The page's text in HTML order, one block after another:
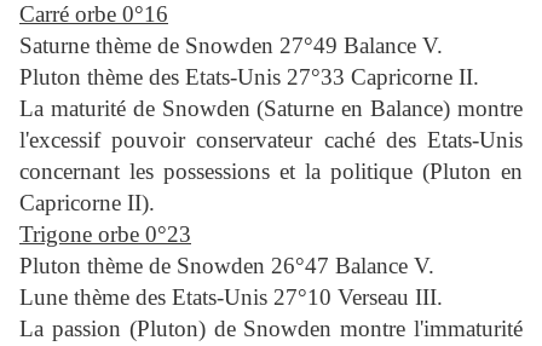
Carré orbe 0°16
Saturne thème de Snowden 27°49 Balance V.
Pluton thème des Etats-Unis 27°33 Capricorne II.
La maturité de Snowden (Saturne en Balance) montre
l'excessif pouvoir conservateur caché des Etats-Unis
concernant les possessions et la politique (Pluton en
Capricorne II).
Trigone orbe 0°23
Pluton thème de Snowden 26°47 Balance V.
Lune thème des Etats-Unis 27°10 Verseau III.
La passion (Pluton) de Snowden montre l'immaturité